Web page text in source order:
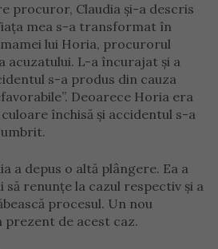
procuror, Claudia și-a descris
mea s-a transformat în
lui Horia, procurorul
acuzatului. L-a încurajat și a
s-a produs din cauza
Deoarece Horia era
închisă și accidentul s-a
a depus o altă plângere. Ea a
renunțe la cazul respectiv și a
procesul. Un nou
de acest caz.